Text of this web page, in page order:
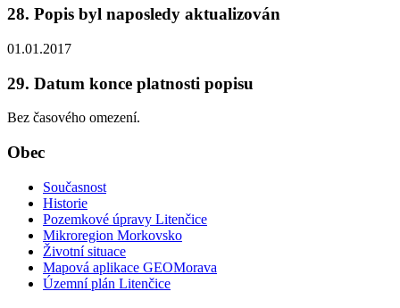
28. Popis byl naposledy aktualizován
01.01.2017
29. Datum konce platnosti popisu
Bez časového omezení.
Obec
Současnost
Historie
Pozemkové úpravy Litenčice
Mikroregion Morkovsko
Životní situace
Mapová aplikace GEOMorava
Územní plán Litenčice